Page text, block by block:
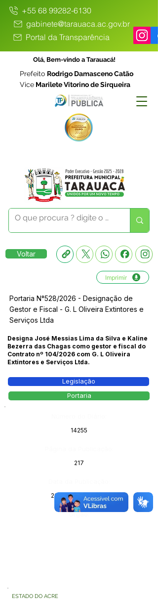
+55 68 99282-6130
gabinete@tarauaca.ac.gov.br
Portal da Transparência
Olá, Bem-vindo a Tarauacá!
Prefeito Rodrigo Damasceno Catão
Vice Marilete Vitorino de Sirqueira
Voltar
Imprimir
Portaria N°528/2026 - Designação de
Gestor e Fiscal - G. L Oliveira Extintores e
Serviços Ltda
Designa José Messias Lima da Silva e Kaline
Bezerra das Chagas como gestor e fiscal do
Contrato nº 104/2026 com G. L Oliveira
Extintores e Serviços Ltda.
Legislação
Portaria
14255
217
29 de abril de 2026
Órgão:
ESTADO DO ACRE